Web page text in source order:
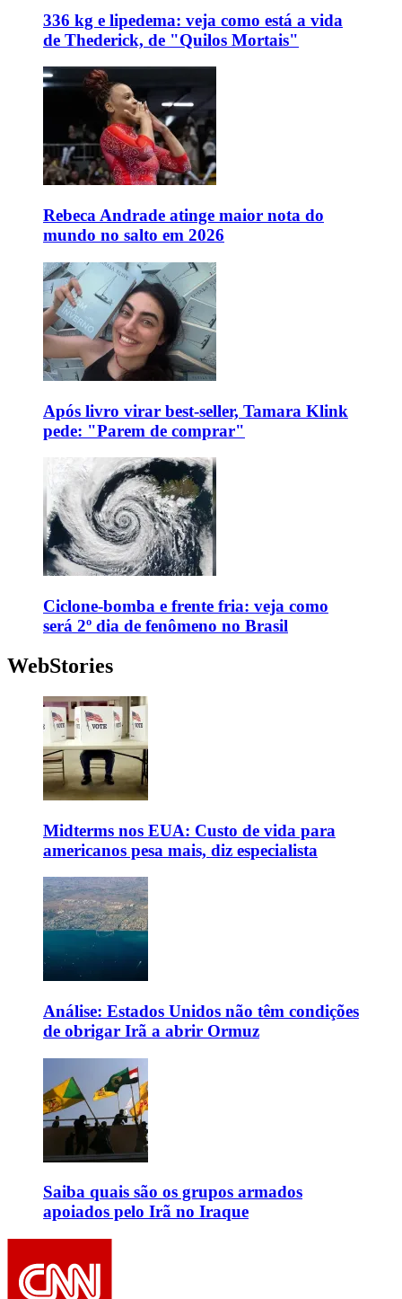
336 kg e lipedema: veja como está a vida
de Thederick, de "Quilos Mortais"
Rebeca Andrade atinge maior nota do
mundo no salto em 2026
Após livro virar best-seller, Tamara Klink
pede: "Parem de comprar"
Ciclone-bomba e frente fria: veja como
será 2º dia de fenômeno no Brasil
WebStories
Midterms nos EUA: Custo de vida para
americanos pesa mais, diz especialista
Análise: Estados Unidos não têm condições
de obrigar Irã a abrir Ormuz
Saiba quais são os grupos armados
apoiados pelo Irã no Iraque